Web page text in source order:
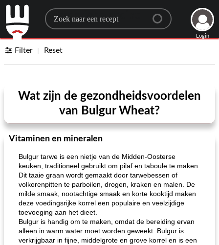
Search for a recipe
Login
Filter Reset
Wat zijn de gezondheidsvoordelen
van Bulgur Wheat?
Vitaminen en mineralen
Bulgur tarwe is een nietje van de Midden-Oosterse
keuken, traditioneel gebruikt om pilaf en taboule te maken.
Dit taaie graan wordt gemaakt door tarwebessen of
volkorenpitten te parboilen, drogen, kraken en malen. De
milde smaak, nootachtige smaak en korte kooktijd maken
deze voedingsrijke korrel een populaire en veelzijdige
toevoeging aan het dieet.
Bulgur is handig om te maken, omdat de bereiding ervan
alleen in warm water moet worden geweekt. Bulgur is
verkrijgbaar in fijne, middelgrote en grove korrel en is een